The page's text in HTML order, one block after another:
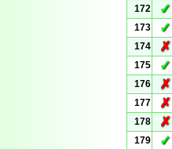
172
✓
173
✓
174
✗
175
✓
176
✗
177
✗
178
✗
179
✓